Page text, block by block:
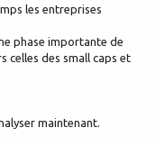
les entreprises
phase importante de
celles des small caps et
maintenant.